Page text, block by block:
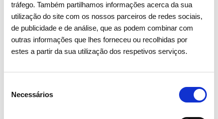
tráfego. Também partilhamos informações acerca da sua
utilização do site com os nossos parceiros de redes sociais,
de publicidade e de análise, que as podem combinar com
outras informações que lhes forneceu ou recolhidas por
estes a partir da sua utilização dos respetivos serviços.
Necessários
03 AGOSTO 2026
Solar foi a principal fonte de
primeira vez em Portugal